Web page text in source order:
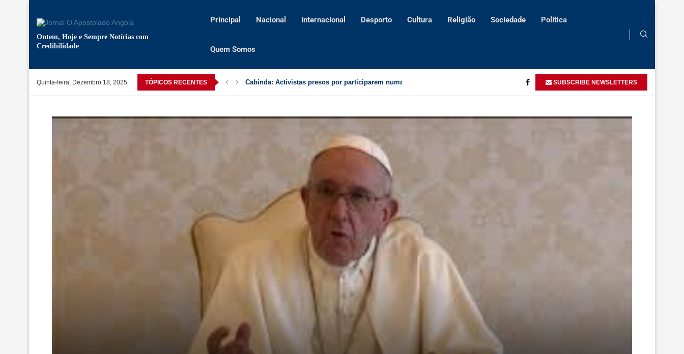
Ontem, Hoje e Sempre Notícias com
Credibilidade
Principal Nacional Internacional Desporto Cultura Religião Sociedade Política
Quem Somos
Quinta-feira, Dezembro 18, 2025 TÓPICOS RECENTES
da Cruz é um símbolo histórico para a Nação” Cabinda: Activistas presos por participarem numa acção de direitos humanos Angola defende acção conjunta na promoção do
SUBSCRIBE NEWSLETTERS